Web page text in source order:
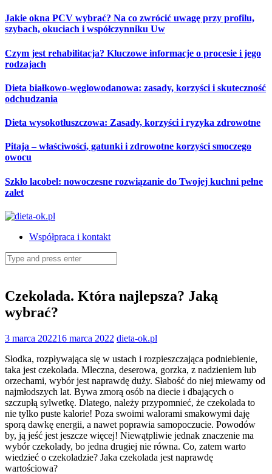
Skip
to
Jakie okna PCV wybrać? Na co zwrócić uwagę przy profilu,
szybach, okuciach i współczynniku Uw
Czym jest rehabilitacja? Kluczowe informacje o procesie i jego
rodzajach
Dieta białkowo-węglowodanowa: zasady, korzyści i skuteczność
odchudzania
Dieta wysokotłuszczowa: Zasady, korzyści i ryzyka zdrowotne
Pitaja – właściwości, gatunki i zdrowotne korzyści smoczego
owocu
Szkło lacobel: nowoczesne rozwiązanie do Twojej kuchni pełne
zalet
Współpraca i kontakt
Search
for:
Czekolada. Która najlepsza? Jaką
wybrać?
3 marca 202216 marca 2022 dieta-ok.pl
Słodka, rozpływająca się w ustach i rozpieszczająca podniebienie,
taka jest czekolada. Mleczna, deserowa, gorzka, z nadzieniem lub
orzechami, wybór jest naprawdę duży. Słabość do niej miewamy od
najmłodszych lat. Bywa zmorą osób na diecie i dbających o
szczupłą sylwetkę. Dlatego, należy przypomnieć, że czekolada to
nie tylko puste kalorie! Poza swoimi walorami smakowymi daję
sporą dawkę energii, a nawet poprawia samopoczucie. Powodów
by, ją jeść jest jeszcze więcej! Niewątpliwie jednak znaczenie ma
wybór czekolady, bo jedna drugiej nie równa. Co, zatem warto
wiedzieć o czekoladzie? Jaka czekolada jest naprawdę
wartościowa?